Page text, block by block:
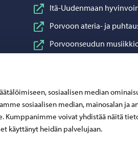
sosiaalisen median
sosiaalisen median, mainosalan ja
voivat yhdistää näitä
käyttänyt heidän palvelujaan.
Itä-Uudenmaan
Porvoon ateria- ja
Porvoonseudun
Taidetehdas
Visit Porvoo